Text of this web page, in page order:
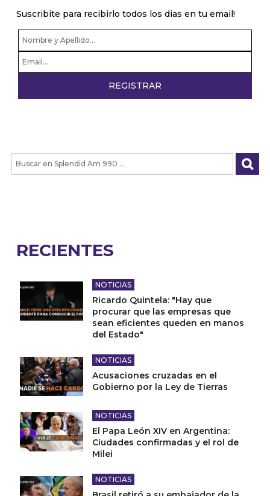
Suscribite para recibirlo todos los dias en tu email!
RECIENTES
NOTICIAS
Ricardo Quintela: "Hay que
procurar que las empresas que
sean eficientes queden en manos
del Estado"
NOTICIAS
Acusaciones cruzadas en el
Gobierno por la Ley de Tierras
NOTICIAS
El Papa León XIV en Argentina:
Ciudades confirmadas y el rol de
Milei
NOTICIAS